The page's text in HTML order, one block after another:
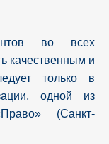
во всех
качественным и
только в
одной из
(Санкт-